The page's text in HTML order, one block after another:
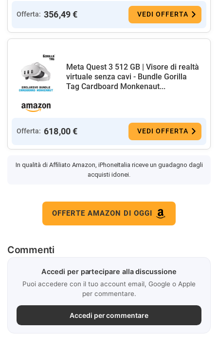
Offerta: 356,49 € VEDI OFFERTA
Meta Quest 3 512 GB | Visore di realtà
virtuale senza cavi - Bundle Gorilla
Tag Cardboard Monkenaut...
Offerta: 618,00 € VEDI OFFERTA
In qualità di Affiliato Amazon, iPhoneItalia riceve un guadagno dagli
acquisti idonei.
OFFERTE AMAZON DI OGGI
Commenti
Accedi per partecipare alla discussione
Puoi accedere con il tuo account email, Google o Apple
per commentare.
Accedi per commentare